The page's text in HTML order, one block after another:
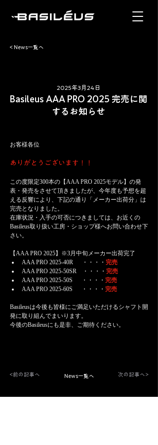
< News一覧へ
2025年3月24日
Basileus AAA PRO 2025 完売に関
するお知らせ
お客様各位
ありがとうございます！！
この度限定300本の【AAA PRO 2025モデル】の発
表・発売をさせて頂きましたが、今年度も予想を超
える反響により、下記の通り「メーカー出荷分」は
完売となりました。
在庫状況・入手の可否につきましては、お近くの
Basileus取り扱い工房・ショップ様へお問い合わせ下
さい。
【AAA PRO 2025】※3月中旬メーカー出荷完了
AAA PRO 2025-40R 　 ・・・・ 完売
AAA PRO 2025-50SR　・・・・ 完売
AAA PRO 2025-50S  　・・・・ 完売
AAA PRO 2025-60S  　・・・・ 完売
Basileusは今後も皆様にご満足いただけるシャフト開
発に取り組んでまいります。
今後のBasileusにも是非、ご期待ください。
<前の記事へ News一覧へ 次の記事へ>